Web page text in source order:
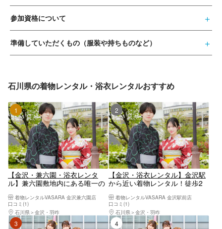
参加資格について
準備していただくもの（服装や持ちものなど）
石川県の着物レンタル・浴衣レンタルおすすめ
1位
【金沢・兼六園・浴衣レンタ
ル】兼六園敷地内にある唯一の
き！花火大会や夏祭りにも！浴
衣一式レンタル＆着付けプラ
ン！
着物レンタルVASARA 金沢兼六園店
口コミ(1)
石川県
金沢・羽咋
2位
【金沢・浴衣レンタル】金沢駅
から近い着物レンタル！徒歩2
や夏祭りにも！浴衣一式レンタ
ル＆着付けプラン！
着物レンタルVASARA 金沢駅前店
口コミ(1)
石川県
金沢・羽咋
3位 4位